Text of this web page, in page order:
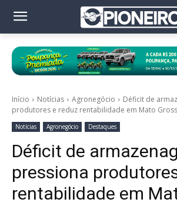
Início Notícias Agronegócio
Déficit de
produtores e reduz rentabilidade em Mato
Notícias Agronegócio Destaques
Déficit de
pressiona
rentabilidade em